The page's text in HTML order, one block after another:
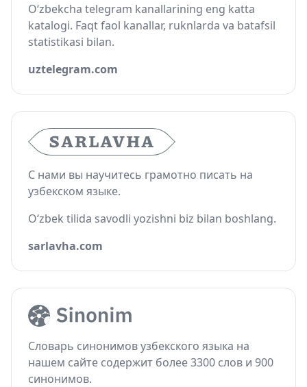
O‘zbekcha telegram kanallarining eng katta
katalogi. Faqt faol kanallar, ruknlarda va batafsil
statistikasi bilan.
uztelegram.com
С нами вы научитесь грамотно писать на
узбекском языке.
O‘zbek tilida savodli yozishni biz bilan boshlang.
sarlavha.com
Словарь синонимов узбекского языка на
нашем сайте содержит более 3300 слов и 900
синонимов.